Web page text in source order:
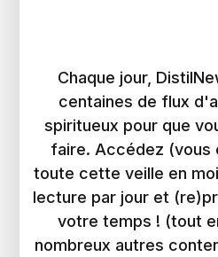
Chaque jour,
centaines de flux
spiritueux pour que
faire. Accédez (vous
toute cette veille en
lecture par jour et
votre temps ! (tout
nombreux autres